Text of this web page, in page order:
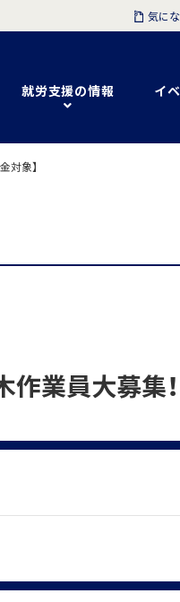
就労支援の情報 イ
気に
対象】
員大募集！